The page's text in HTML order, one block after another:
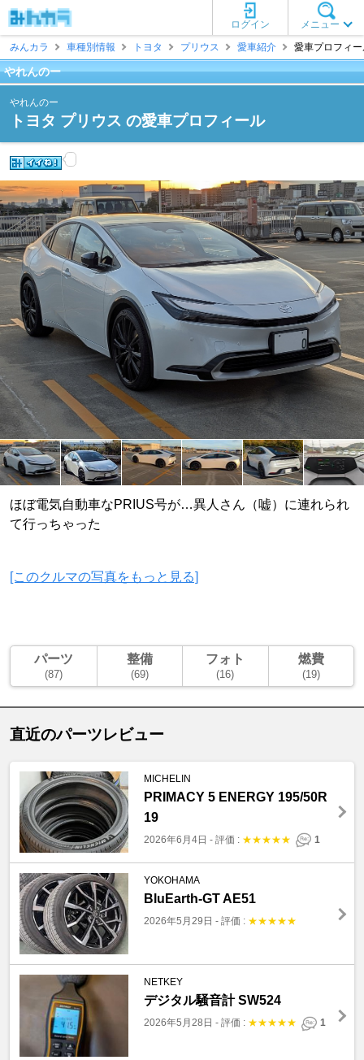
メニュー
ログイン
みんカラ
車種別情報 トヨタ プリウス 愛車紹介 愛車プロフィ
やれんのー
やれんのー
トヨタ プリウス の愛車プロフィール
ほぼ電気自動車なPRIUS号が…異人さん（嘘）に連れられ
て行っちゃった
[このクルマの写真をもっと見る]
パーツ
(87)
整備
(69)
フォト
(16)
燃費
(19)
直近のパーツレビュー
MICHELIN
PRIMACY 5 ENERGY 195/50R
19
2026年6月4日 - 評価 : ★★★★★ 1
YOKOHAMA
BluEarth-GT AE51
2026年5月29日 - 評価 : ★★★★★
NETKEY
デジタル騒音計 SW524
2026年5月28日 - 評価 : ★★★★★ 1